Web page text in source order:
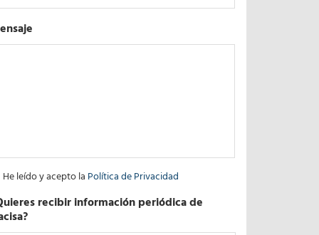
He leído y acepto la Política de Privacidad
recibir información periódica de